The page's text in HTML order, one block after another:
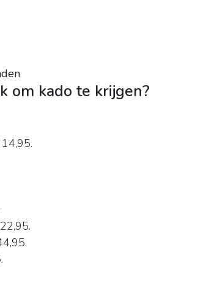
om kado te krijgen?